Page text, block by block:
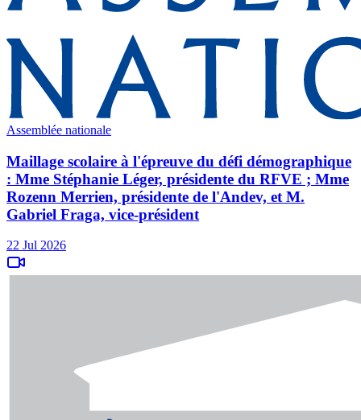
Assemblée nationale
Maillage scolaire à l'épreuve du défi démographique
: Mme Stéphanie Léger, présidente du RFVE ; Mme
Rozenn Merrien, présidente de l'Andev, et M.
Gabriel Fraga, vice-président
22 Jul 2026